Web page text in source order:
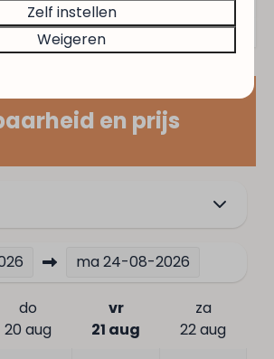
en prijs
ma24-08-2026
do
20 aug
vr
21 aug
za
22 aug
Zelf instellen
Weigeren